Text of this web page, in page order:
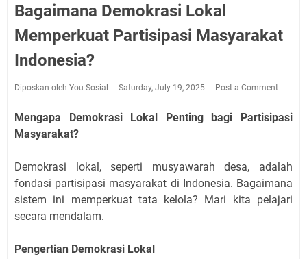
Bagaimana Demokrasi Lokal
Memperkuat Partisipasi Masyarakat
Indonesia?
Diposkan oleh You Sosial Saturday, July 19, 2025 Post a Comment
Mengapa Demokrasi Lokal Penting bagi Partisipasi
Masyarakat?
Demokrasi lokal, seperti musyawarah desa, adalah
fondasi partisipasi masyarakat di Indonesia. Bagaimana
sistem ini memperkuat tata kelola? Mari kita pelajari
secara mendalam.
Pengertian Demokrasi Lokal